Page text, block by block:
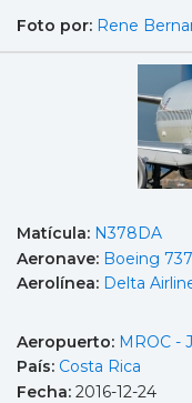
Foto por: Rene
Matícula: N378DA
Aeronave: Boeing
Aerolínea: Delta
Aeropuerto: MROC -
País: Costa Rica
Fecha: 2016-12-24